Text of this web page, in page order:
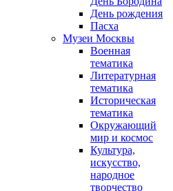
День рождения
Пасха
Музеи Москвы
Военная
тематика
Литературная
тематика
Историческая
тематика
Окружающий
мир и космос
Культура,
искусство,
народное
творчество